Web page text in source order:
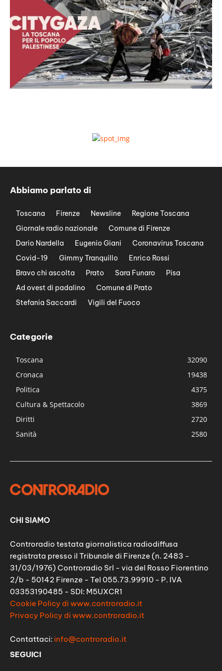
Abbiamo parlato di
Toscana Firenze Newsline
Regione Toscana
Giornale radio nazionale
Comune di Firenze
Dario Nardella
Eugenio Giani
Coronavirus Toscana
Covid-19
Gimmy Tranquillo
Enrico Rossi
Bravo chi ascolta
Prato Sara Funaro
Pisa
Ad ovest di padalino
Comune di Prato
Stefania Saccardi
Vigili del Fuoco
Categorie
Toscana
32090
Cronaca
19438
Politica
4375
Cultura & Spettacolo
3869
Diritti
2720
Sanità
2580
CHI SIAMO
Controradio testata giornalistica radiodiffusa
registrata presso il Tribunale di Firenze (n. 2483 -
31/03/1976) Controradio Srl - via del Rosso Fiorentino
2/b - 50142 Firenze - Tel 055.73.99910 - P. IVA
03353190485 - SDI: M5UXCR1
Cookie Policy di www.controradio.it
Privacy Policy di www.controradio.it
Contattaci: info@controradio.it
SEGUICI